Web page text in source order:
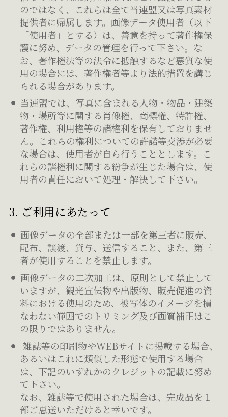
のではなく、これらは全て当連盟又は写真素材
提供者に帰属します。画像データ使用者（以下
「使用者」とする）は、善意を持って著作権保
護に努め、データの管理を行って下さい。な
お、著作権法等の法令に抵触するなど悪質な使
用の場合には、著作権者等より法的措置を講じ
られる場合があります。
当連盟では、写真に含まれる人物・物品・建築
物・場所等に関する肖像権、商標権、特許権、
著作権、利用権等の諸権利を保有しておりませ
ん。これらの権利についての許諾等交渉が必要
な場合は、使用者が自ら行うこととします。こ
れらの諸権利に関する紛争が生じた場合は、使
用者の責任において処理・解決して下さい。
3. ご利用にあたって
画像データの全部または一部を第三者に販売、
配布、譲渡、貸与、送信すること、また、第三
者が使用することを禁止します。
画像データの二次加工は、原則として禁止して
いますが、観光宣伝物や出版物、販売促進の資
料における使用のため、被写体のイメージを損
なわない範囲でのトリミング及び画質補正はこ
の限りではありません。
雑誌等の印刷物やWEBサイトに掲載する場合、
あるいはこれに類似した形態で使用する場合
は、下記のいずれかのクレジットの記載に努め
て下さい。
なお、雑誌等で使用された場合は、完成品を１
部ご恵送いただけると幸いです。